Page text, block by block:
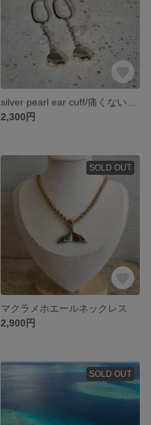
2,300円
SOLD OUT
マクラメホエールネックレス
2,900円
SOLD OUT